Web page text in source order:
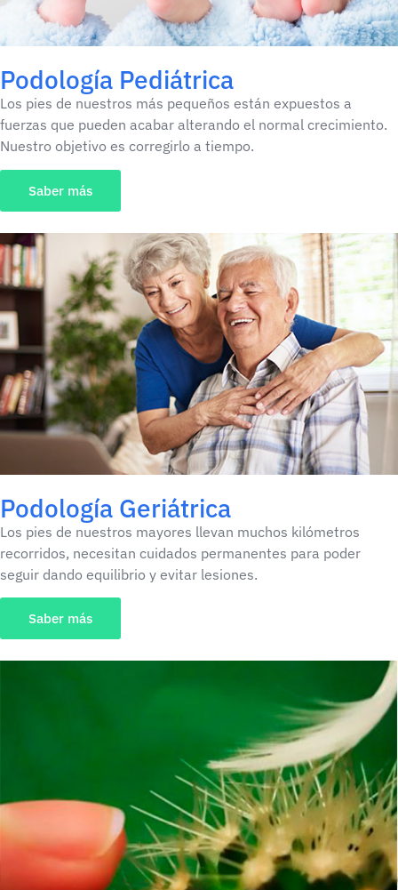
Podología Pediátrica​
Los pies de nuestros más pequeños están expuestos a
fuerzas que pueden acabar alterando el normal crecimiento.
Nuestro objetivo es corregirlo a tiempo.
Saber más
Podología Geriátrica​
Los pies de nuestros mayores llevan muchos kilómetros
recorridos, necesitan cuidados permanentes para poder
seguir dando equilibrio y evitar lesiones.
Saber más